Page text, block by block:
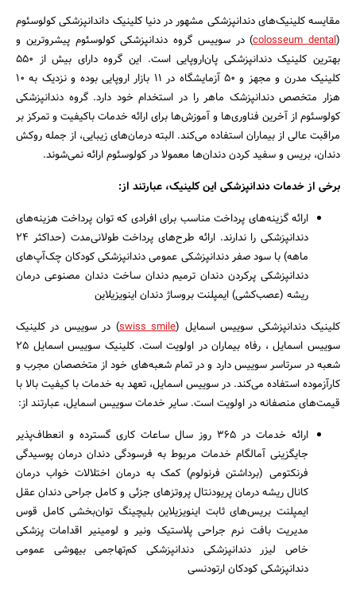
مقایسه کلینیک‌های دندانپزشکی مشهور در دنیا کلینیک داندانپزشکی کولوسئوم
(
colosseum dental) در سوییس گروه دندانپزشکی کولوسئوم پیشروترین و
بهترین کلینیک دندانپزشکی پان‌اروپایی است. این گروه دارای بیش از 550
کلینیک مدرن و مجهز و 50 آزمایشگاه در 11 بازار اروپایی بوده و نزدیک به 10
هزار متخصص دندانپزشک ماهر را در استخدام خود دارد. گروه دندانپزشکی
کولوسئوم از آخرین فناوری‌ها و آموزش‌ها برای ارائه خدمات باکیفیت و تمرکز بر
مراقبت عالی از بیماران استفاده می‌کند. البته درمان‌های زیبایی، از جمله روکش‌
دندان، بریس‌ و سفید کردن دندان‌ها معمولا در کولوسئوم ارائه نمی‌شوند.
برخی از خدمات دندانپزشکی این کلینیک، عبارتند از:
ارائه گزینه‌های پرداخت مناسب برای افرادی که توان پرداخت هزینه‌های
دندانپزشکی را ندارند. ارائه طرح‌های پرداخت طولانی‌مدت (حداکثر 24
ماهه) با سود صفر دندانپزشکی عمومی دندانپزشکی کودکان چک‌آپ‌های
دندانپزشکی پرکردن دندان ترمیم دندان ساخت دندان مصنوعی درمان
ریشه (عصب‌کشی) ایمپلنت بروساژ دندان اینویزیلاین
کلینیک دندانپزشکی سوییس اسمایل (swiss smile) در سوییس در کلینیک
سوییس اسمایل ، رفاه بیماران در اولویت است. کلینیک سوییس اسمایل 25
شعبه در سرتاسر سوییس دارد و در تمام شعبه‌های خود از متخصصان مجرب و
کارآزموده استفاده می‌کند. در سوییس اسمایل، تعهد به خدمات با کیفیت بالا با
قیمت‌های منصفانه در اولویت است. سایر خدمات سوییس اسمایل، عبارتند از:
ارائه خدمات در 365 روز سال ساعات کاری گسترده و انعطاف‌پذیر
جایگزینی آمالگام خدمات مربوط به فرسودگی دندان درمان پوسیدگی
فرنکتومی (برداشتن فرنولوم) کمک به درمان اختلالات خواب درمان
کانال ریشه درمان پریودنتال پروتزهای جزئی و کامل جراحی دندان عقل
ایمپلنت بریس‌های ثابت اینویزیلاین بلیچینگ توان‌بخشی کامل قوس
مدیریت بافت نرم جراحی پلاستیک ونیر و لومینیر اقدامات پزشکی
خاص لیزر دندانپزشکی دندانپزشکی کم‌تهاجمی بیهوشی عمومی
دندانپزشکی کودکان ارتودنسی